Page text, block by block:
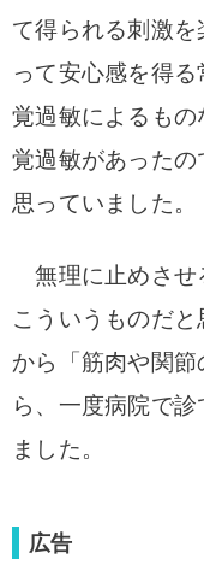
て得られる刺激
って安心感を得
覚過敏によるも
覚過敏があったの
思っていました。
無理に止めさせ
こういうものだ
から「筋肉や関
ら、一度病院で
ました。
広告